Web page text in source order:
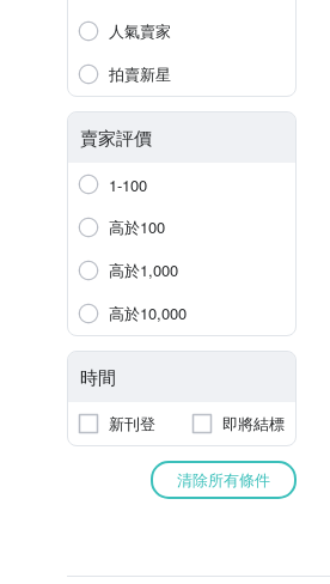
人氣賣家
拍賣新星
賣家評價
1-100
高於100
高於1,000
高於10,000
時間
新刊登 即將結標
清除所有條件